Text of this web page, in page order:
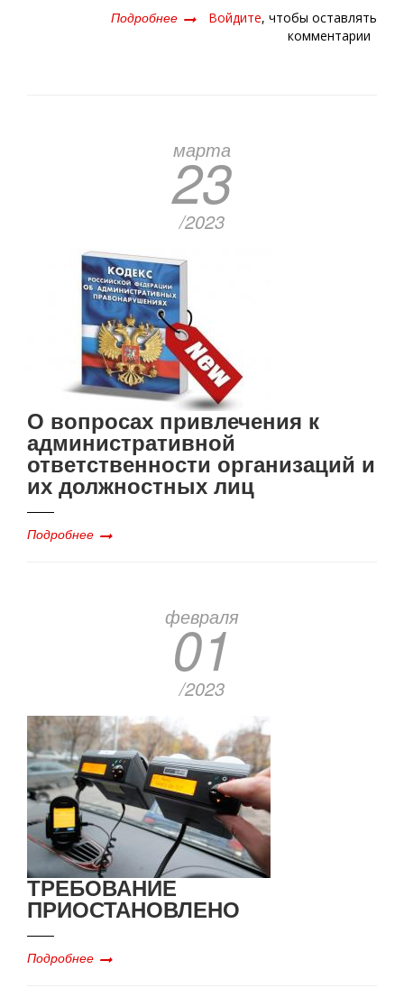
Подробнее о
Войдите, чтобы оставлять
комментарии
марта
23
/2023
О вопросах привлечения к
административной
ответственности организаций и
их должностных лиц
Подробнее
февраля
01
/2023
ТРЕБОВАНИЕ
ПРИОСТАНОВЛЕНО
Подробнее